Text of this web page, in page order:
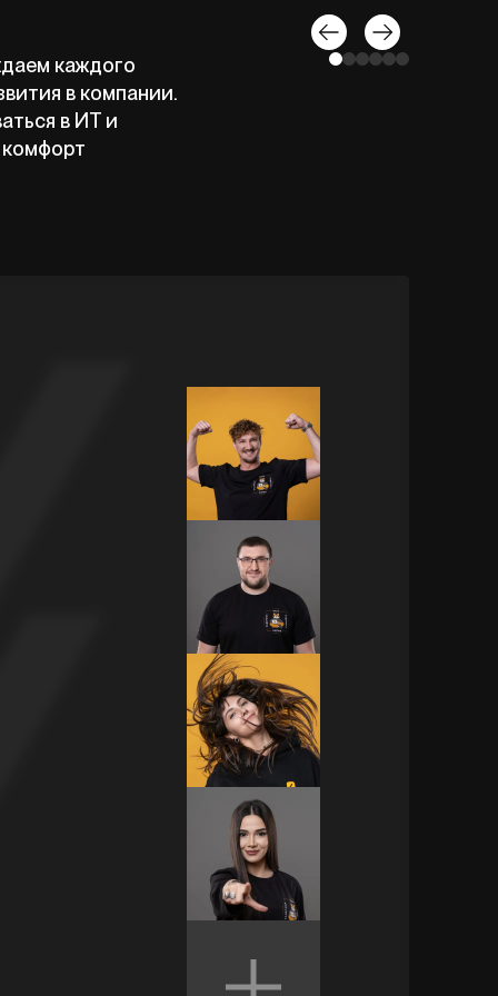
каждого
в компании.
в ИТ и